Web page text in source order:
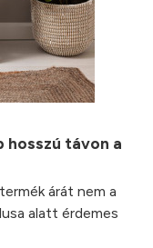
hosszú távon a
árát nem a
alatt érdemes